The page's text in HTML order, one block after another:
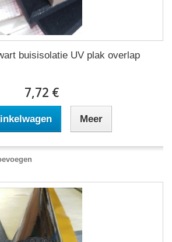
buisisolatie UV plak overlap
7,72 €
Meer